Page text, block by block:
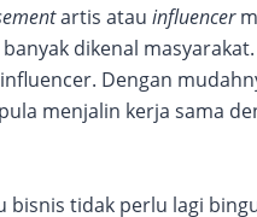
artis atau influencer
dikenal
Dengan
menjalin kerja sama
bisnis tidak perlu lagi